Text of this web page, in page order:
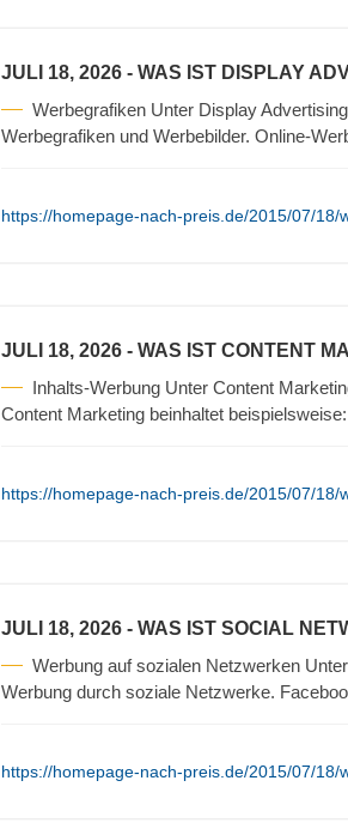
JULI 18, 2026 - WAS IST DISPLAY
Werbegrafiken Unter Display
Werbegrafiken und Werbebilder. Online-
https://homepage-nach-preis.de/2015/07/18/
JULI 18, 2026 - WAS IST CONTENT
Inhalts-Werbung Unter Content
Content Marketing beinhaltet
https://homepage-nach-preis.de/2015/07/18/
JULI 18, 2026 - WAS IST SOCIAL
Werbung auf sozialen Netzwerken
Werbung durch soziale Netzwerke.
https://homepage-nach-preis.de/2015/07/